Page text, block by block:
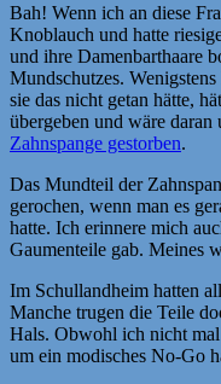
Bah! Wenn ich an diese
Knoblauch und hatte
und ihre Damenbarthaare
Mundschutzes.
sie das nicht getan hätte,
übergeben und wäre daran
Zahnspange gestorben.
Das Mundteil der
gerochen, wenn man es
hatte. Ich erinnere mich
Gaumenteile gab. Meines
Im Schullandheim hatten
Manche trugen die Teile
Hals. Obwohl ich nicht mal
um ein modisches No-Go